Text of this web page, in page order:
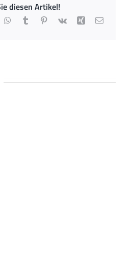
diesen Artikel!
WhatsApp
TumblrPinterest
Vk Xing E-